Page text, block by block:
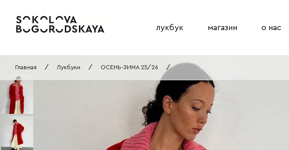
Главная / Лукбуки / ОСЕНЬ-ЗИМА 25/26 /
лукбук магазин о нас